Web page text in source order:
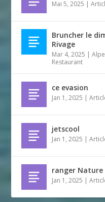
Mai 5, 2025 |
Bruncher le
Rivage
Mar 4, 2025 |
Restaurant
ce evasion
Jan 1, 2025 |
jetscool
Jan 1, 2025 |
ranger Nature
Jan 1, 2025 |